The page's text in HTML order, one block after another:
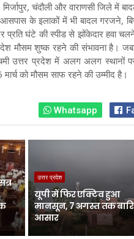
चंदौली और वाराणसी जिले में
के इलाकों में भी बादल गरजने,
प्रति घंटे की स्पीड से झोंकेदार
प्रदेश मौसम शुष्क रहने की संभावना है।
उत्तर प्रदेश में अलग अलग स्थानों
को मौसम साफ रहने की उम्मीद है।
Whatsapp
उत्तर प्रदेश
यूपी में फिर एक्टिव हुआ
मानसून, 7 अगस्त तक
आसार